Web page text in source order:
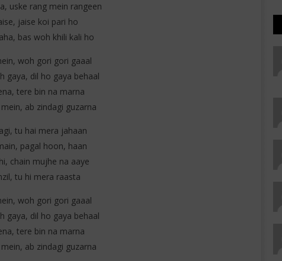
uske rang mein rangeen
jaise koi pari ho
bas woh khili kali ho
woh gori gori gaaal
gaya, dil ho gaya behaal
tere bin na marna
ab zindagi guzarna
tu hai mera jahaan
pagal hoon, haan
chain mujhe na aaye
tu hi mera raasta
woh gori gori gaaal
gaya, dil ho gaya behaal
tere bin na marna
ab zindagi guzarna